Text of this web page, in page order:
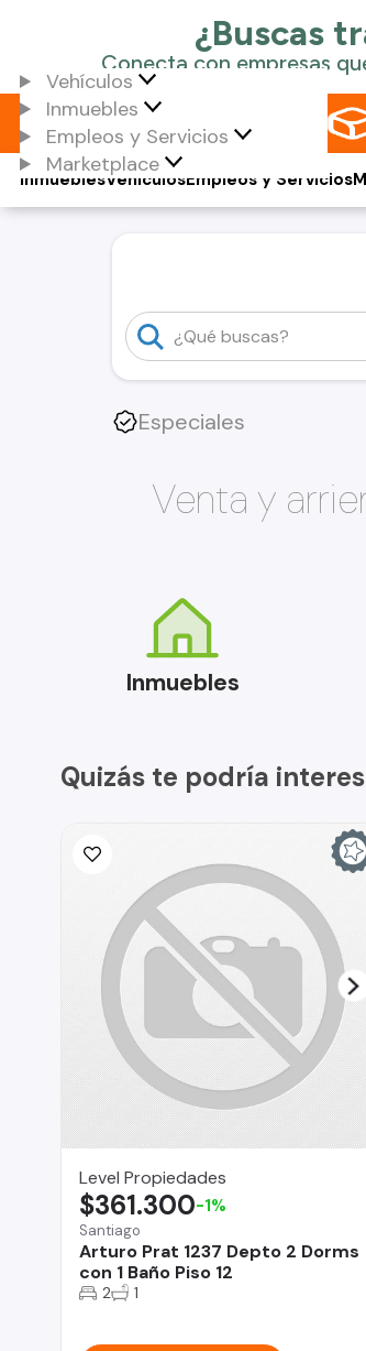
Vehículos
Inmuebles
Empleos y Servicios
Marketplace
Vehículos
Inmuebles Empleos y Servicios
Especiales
Venta y
Inmuebles
Quizás te podría
Level Propiedades
Santiago
Arturo Prat 1237 Depto 2 Dorms
con 1 Baño Piso 12
$361.300-1%
2 1